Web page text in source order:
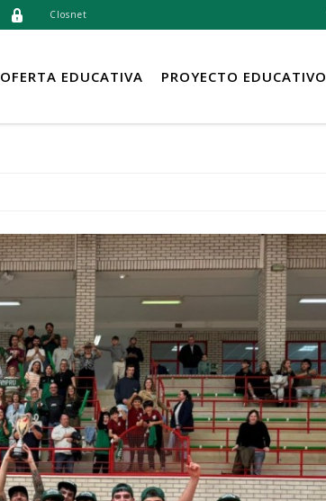
Closnet
OFERTA EDUCATIVA PROYECTO EDUCATIVO